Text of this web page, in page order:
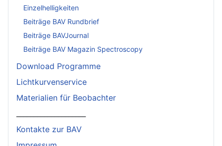
Einzelhelligkeiten
Beiträge BAV Rundbrief
Beiträge BAVJournal
Beiträge BAV Magazin Spectroscopy
Download Programme
Lichtkurvenservice
Materialien für Beobachter
Kontakte zur BAV